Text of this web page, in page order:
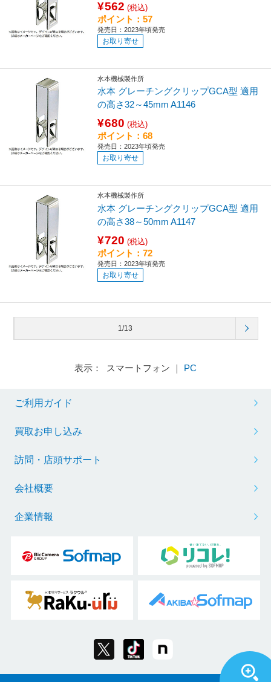
¥562 (税込)
ポイント：57
発売日：2023年頃発売
お取り寄せ
水本機械製作所
水本 グレーチングクリップGCA型 適用
の高さ32～45mm A1146
¥680 (税込)
ポイント：68
発売日：2023年頃発売
お取り寄せ
水本機械製作所
水本 グレーチングクリップGCA型 適用
の高さ38～50mm A1147
¥720 (税込)
ポイント：72
発売日：2023年頃発売
お取り寄せ
1/13
表示： スマートフォン ｜ PC
ご利用ガイド
買取お申し込み
訪問・店頭サポート
会社概要
企業情報